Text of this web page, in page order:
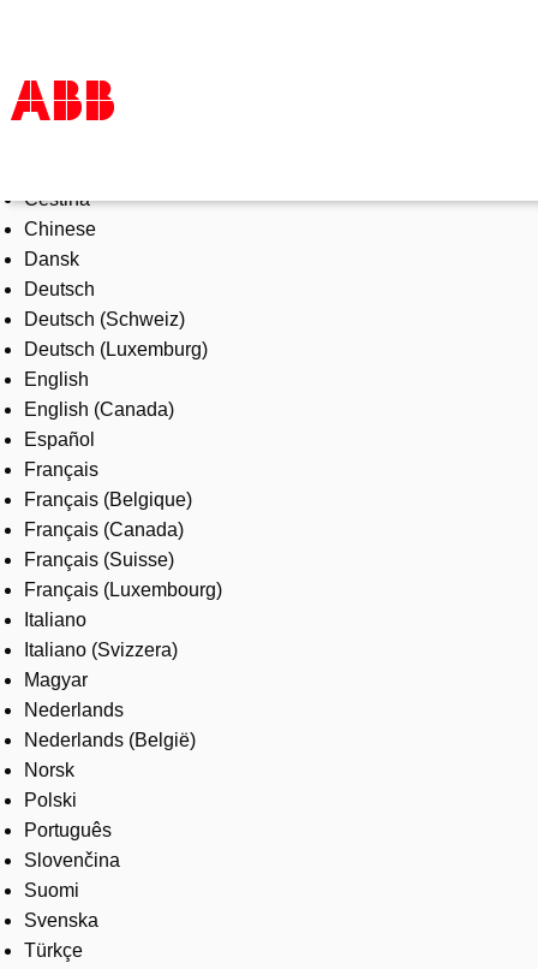
Products & Solutions
Industries
Services
About us
Where to buy
Contact us
Careers
Čeština
Chinese
Dansk
Deutsch
Deutsch (Schweiz)
Deutsch (Luxemburg)
English
English (Canada)
Español
Français
Français (Belgique)
Français (Canada)
Français (Suisse)
Français (Luxembourg)
Italiano
Italiano (Svizzera)
Magyar
Nederlands
Nederlands (België)
Norsk
Polski
Português
Slovenčina
Suomi
Svenska
Türkçe